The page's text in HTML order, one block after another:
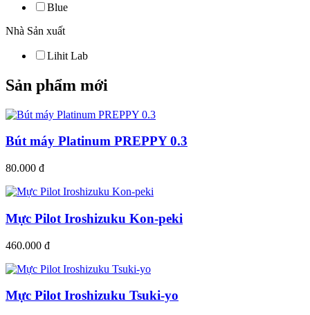
Blue
Nhà Sản xuất
Lihit Lab
Sản phẩm mới
Bút máy Platinum PREPPY 0.3
80.000 đ
Mực Pilot Iroshizuku Kon-peki
460.000 đ
Mực Pilot Iroshizuku Tsuki-yo